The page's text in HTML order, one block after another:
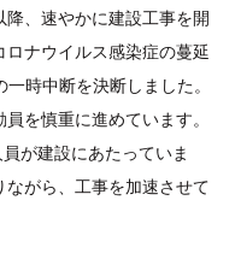
、速やかに建設工事を開
ナウイルス感染症の蔓延
時中断を決断しました。
を慎重に進めています。
が建設にあたっていま
がら、工事を加速させて